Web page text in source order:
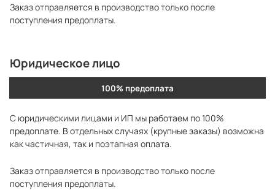
Заказ отправляется в производство только после
поступления предоплаты.
Юридическое лицо
100% предоплата
С юридическими лицами и ИП мы работаем по 100%
предоплате. В отдельных случаях (крупные заказы) возможна
как частичная, так и поэтапная оплата.
Заказ отправляется в производство только после
поступления предоплаты.